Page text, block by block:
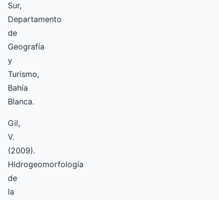
Sur,
Departamento
de
Geografía
y
Turismo,
Bahía
Blanca.
Gil,
V.
(2009).
Hidrogeomorfología
de
la